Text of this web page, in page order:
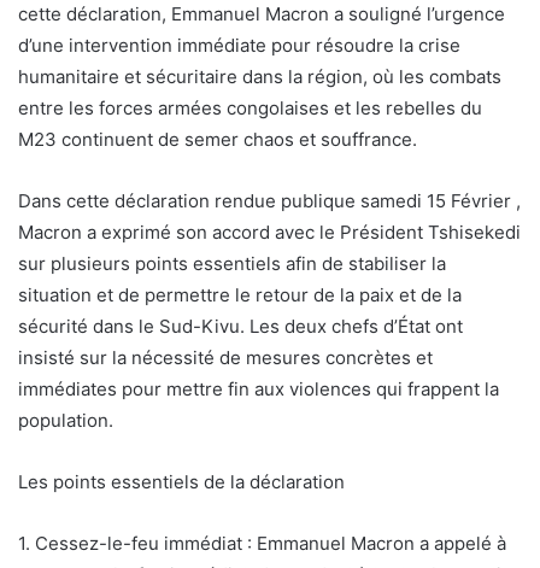
cette déclaration, Emmanuel Macron a souligné l’urgence
d’une intervention immédiate pour résoudre la crise
humanitaire et sécuritaire dans la région, où les combats
entre les forces armées congolaises et les rebelles du
M23 continuent de semer chaos et souffrance.
Dans cette déclaration rendue publique samedi 15 Février ,
Macron a exprimé son accord avec le Président Tshisekedi
sur plusieurs points essentiels afin de stabiliser la
situation et de permettre le retour de la paix et de la
sécurité dans le Sud-Kivu. Les deux chefs d’État ont
insisté sur la nécessité de mesures concrètes et
immédiates pour mettre fin aux violences qui frappent la
population.
Les points essentiels de la déclaration
1. Cessez-le-feu immédiat : Emmanuel Macron a appelé à